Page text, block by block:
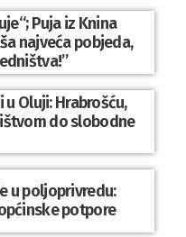
Puja iz Knina
najveća pobjeda,
Oluji: Hrabrošću,
do slobodne
u poljoprivredu:
potpore